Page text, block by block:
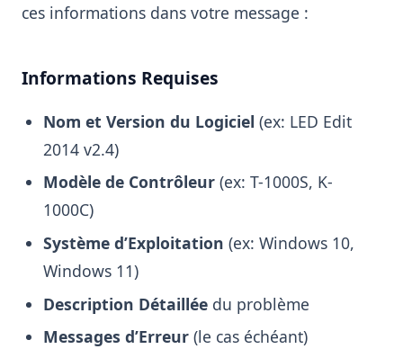
ces informations dans votre message :
Informations Requises
Nom et Version du Logiciel (ex: LED Edit
2014 v2.4)
Modèle de Contrôleur (ex: T-1000S, K-
1000C)
Système d’Exploitation (ex: Windows 10,
Windows 11)
Description Détaillée du problème
Messages d’Erreur (le cas échéant)